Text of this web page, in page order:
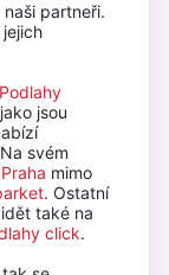
partneři.
jejich
Podlahy
jsou
svém
mimo
. Ostatní
také na
click.